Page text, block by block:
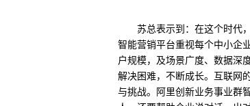
苏总表示到：在这个时代
智能营销平台重视每个中小企
户规模，及场景广度、数据深
解决困难，不断成长。互联网
与挑战。阿里创新业务事业群